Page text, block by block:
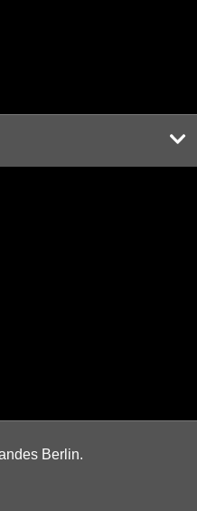
Berlin.